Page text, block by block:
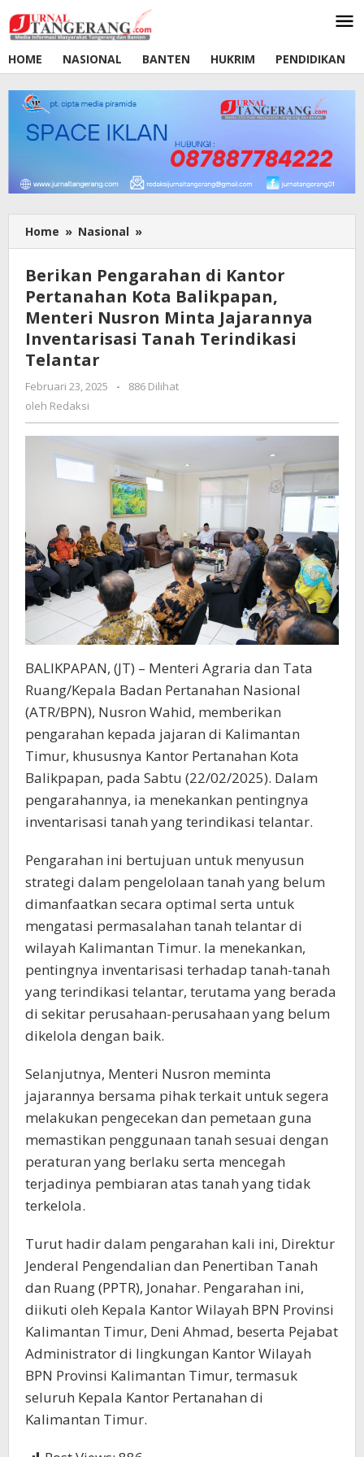
ke
konten
HOME
NASIONAL BANTEN HUKRIM PENDIDIKAN
Home » Nasional »
Pengarahan
Kantor
Pertanahan
Kota
Balikpapan,
Minta
Inventarisasi
Tanah
Telantar
Berikan Pengarahan di Kantor
Pertanahan Kota Balikpapan,
Menteri Nusron Minta Jajarannya
Inventarisasi Tanah Terindikasi
Telantar
Februari 23, 2025
oleh
-
886 Dilihat
oleh Redaksi
BALIKPAPAN, (JT) – Menteri Agraria dan Tata
Ruang/Kepala Badan Pertanahan Nasional
(ATR/BPN), Nusron Wahid, memberikan
pengarahan kepada jajaran di Kalimantan
Timur, khususnya Kantor Pertanahan Kota
Balikpapan, pada Sabtu (22/02/2025). Dalam
pengarahannya, ia menekankan pentingnya
inventarisasi tanah yang terindikasi telantar.
Pengarahan ini bertujuan untuk menyusun
strategi dalam pengelolaan tanah yang belum
dimanfaatkan secara optimal serta untuk
mengatasi permasalahan tanah telantar di
wilayah Kalimantan Timur. Ia menekankan,
pentingnya inventarisasi terhadap tanah-tanah
yang terindikasi telantar, terutama yang berada
di sekitar perusahaan-perusahaan yang belum
dikelola dengan baik.
Selanjutnya, Menteri Nusron meminta
jajarannya bersama pihak terkait untuk segera
melakukan pengecekan dan pemetaan guna
memastikan penggunaan tanah sesuai dengan
peraturan yang berlaku serta mencegah
terjadinya pembiaran atas tanah yang tidak
terkelola.
Turut hadir dalam pengarahan kali ini, Direktur
Jenderal Pengendalian dan Penertiban Tanah
dan Ruang (PPTR), Jonahar. Pengarahan ini,
diikuti oleh Kepala Kantor Wilayah BPN Provinsi
Kalimantan Timur, Deni Ahmad, beserta Pejabat
Administrator di lingkungan Kantor Wilayah
BPN Provinsi Kalimantan Timur, termasuk
seluruh Kepala Kantor Pertanahan di
Kalimantan Timur.